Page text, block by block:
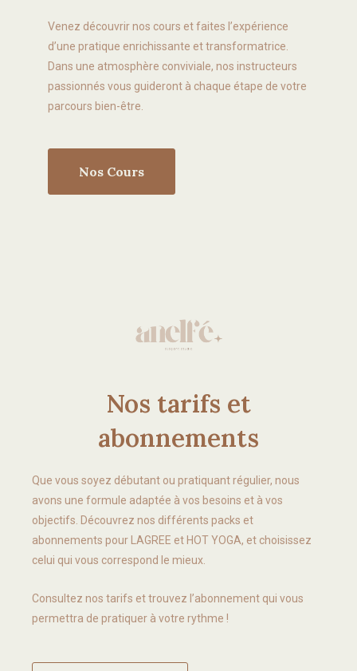
Venez découvrir nos cours et faites l’expérience
d’une pratique enrichissante et transformatrice.
Dans une atmosphère conviviale, nos instructeurs
passionnés vous guideront à chaque étape de votre
parcours bien-être.
Nos Cours
Nos tarifs et
abonnements
Que vous soyez débutant ou pratiquant régulier, nous
avons une formule adaptée à vos besoins et à vos
objectifs. Découvrez nos différents packs et
abonnements pour LAGREE et HOT YOGA, et choisissez
celui qui vous correspond le mieux.
Consultez nos tarifs et trouvez l’abonnement qui vous
permettra de pratiquer à votre rythme !